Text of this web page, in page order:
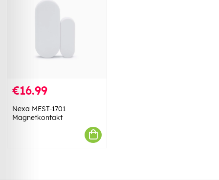
€16.99
Nexa MEST-1701
Magnetkontakt